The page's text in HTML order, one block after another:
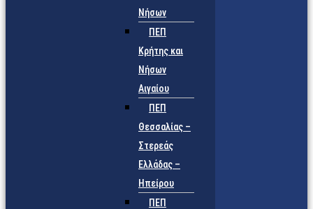
Νήσων
ΠΕΠ
Κρήτης και
Νήσων
Αιγαίου
ΠΕΠ
Θεσσαλίας –
Στερεάς
Ελλάδας –
Ηπείρου
ΠΕΠ